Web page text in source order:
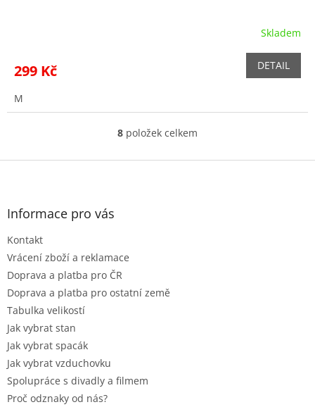
Skladem
299 Kč DETAIL
M
O
l
y
8 položek celkem
Z
Informace pro vás
Kontakt
Vrácení zboží a reklamace
Doprava a platba pro ČR
Doprava a platba pro ostatní země
Tabulka velikostí
Jak vybrat stan
Jak vybrat spacák
Jak vybrat vzduchovku
Spolupráce s divadly a filmem
Proč odznaky od nás?